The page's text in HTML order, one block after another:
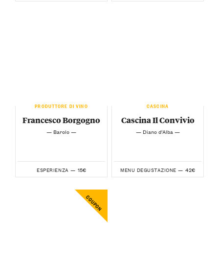
PRODUTTORE DI VINO
Francesco Borgogno
— Barolo —
ESPERIENZA — 15€
CASCINA
Cascina Il Convivio
— Diano d’Alba —
MENU DEGUSTAZIONE — 42€
COUPON